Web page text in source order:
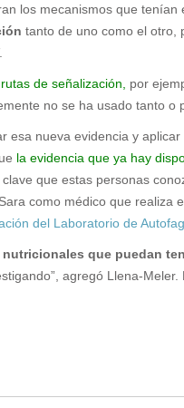
los mecanismos que tenían
tanto de uno como el otro,
de señalización, por
no se ha usado tanto o
esa nueva evidencia y
la evidencia que ya hay
que estas personas
Sara como médico que realiza
del Laboratorio de
que puedan
agregó Llena-